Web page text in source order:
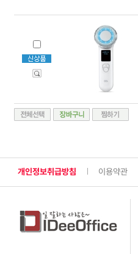
개인정보취급방침 이용약관